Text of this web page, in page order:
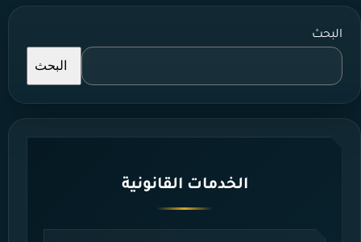
البحث
البحث
الخدمات القانونية